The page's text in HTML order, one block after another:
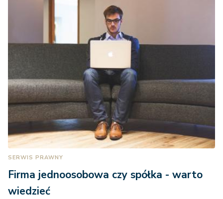
SERWIS PRAWNY
Firma jednoosobowa czy spółka - warto
wiedzieć